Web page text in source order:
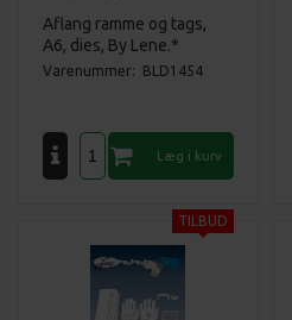
Aflang ramme og tags,
A6, dies, By Lene.*
Varenummer: BLD1454